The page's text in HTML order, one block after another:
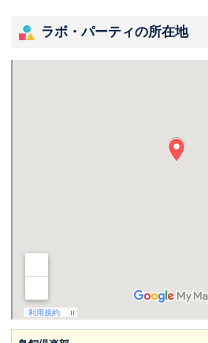
ラボ・パーティの所在地